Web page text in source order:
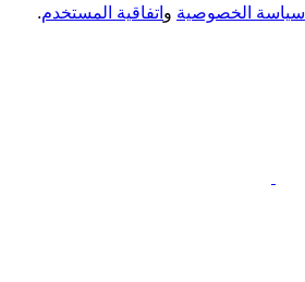
سياسة الخصوصية و اتفاقية المستخدم.